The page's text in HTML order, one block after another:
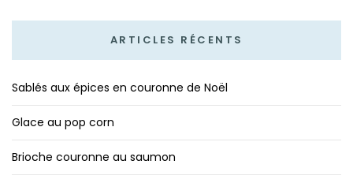
ARTICLES RÉCENTS
Sablés aux épices en couronne de Noël
Glace au pop corn
Brioche couronne au saumon